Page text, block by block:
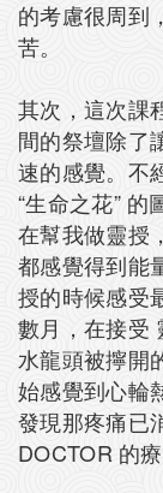
的考慮很周到
苦。
其次，這次課
間的祭壇除了
速的感覺。不
“生命之花”
在幫我做靈授
都感覺得到能
授的時候感受
數月，在接受
水龍頭被擰開
始感覺到心輪
發現那疼痛已
DOCTOR 的療